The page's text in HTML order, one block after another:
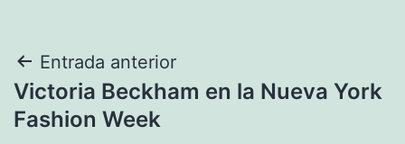
Navegación
de
Entrada anterior
Victoria Beckham en la Nueva York
Fashion Week